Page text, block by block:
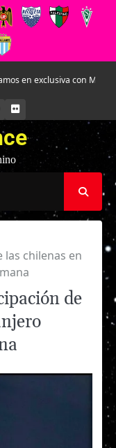
Paz Valdivieso, la
FLICKR
las chilenas en
de